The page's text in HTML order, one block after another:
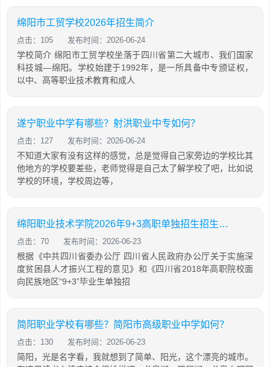
绵阳市工贸学校2026年招生简介
点击：105 发布时间：2026-06-24
学校简介 绵阳市工贸学校坐落于四川省第二大城市、我们国家
科技城—绵阳。学校始建于1992年，是一所具备中专颁证权，
以中、高等职业技术教育和成人
遂宁职业中学有哪些？射洪职业中专如何？
点击：127 发布时间：2026-06-24
不知道大家有没有这样的感觉，总是觉得自己家旁边的学校比其
他地方的学校要差些，老师觉得是自己太了解学校了吧，比如说
学校的环境，学校周边等，
绵阳职业技术学院2026年9+3高职单独招生招生简介
点击：70 发布时间：2026-06-23
根据《中共四川省委办公厅 四川省人民政府办公厅关于实施深
度贫困县人才振兴工程的意见》和《四川省2018年高职院校面
向民族地区“9+3”毕业生单独招
简阳职业学校有哪些？简阳市高级职业中学如何？
点击：130 发布时间：2026-06-23
简阳，光是名字看，我就想到了简单、阳光，这个漂亮的城市。